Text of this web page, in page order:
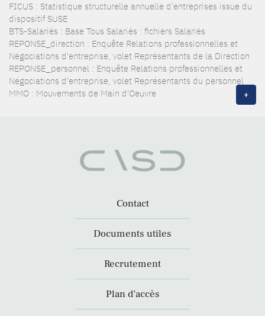
FICUS : Statistique structurelle annuelle d’entreprises issue du
dispositif SUSE
BTS-Salariés : Base Tous Salariés : fichiers Salariés
REPONSE_direction : Enquête Relations professionnelles et
Négociations d'entreprise, volet Représentants de la Direction
REPONSE_personnel : Enquête Relations professionnelles et
Négociations d'entreprise, volet Représentants du personnel
MMO : Mouvements de Main d'Oeuvre
+
Contact
Documents utiles
Recrutement
Plan d’accès